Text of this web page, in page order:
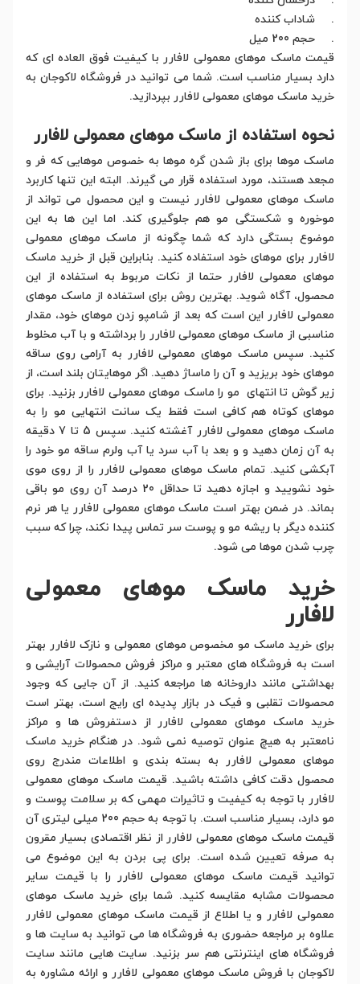
. شاداب کننده
. حجم 200 میل
قیمت ماسک موهای معمولی لافارر با کیفیت فوق العاده ای که
دارد بسیار مناسب است. شما می توانید در فروشگاه لاکوجان به
خرید ماسک موهای معمولی لافارر بپردازید.
نحوه استفاده از ماسک موهای معمولی لافارر
ماسک موها برای باز شدن گره موها به خصوص موهایی که فر و
مجعد هستند، مورد استفاده قرار می گیرند. البته این تنها کاربرد
ماسک موهای معمولی لافارر نیست و این محصول می تواند از
موخوره و شکستگی مو هم جلوگیری کند. اما این ها به این
موضوع بستگی دارد که شما چگونه از ماسک موهای معمولی
لافارر برای موهای خود استفاده کنید. بنابراین قبل از خرید ماسک
موهای معمولی لافارر حتما از نکات مربوط به استفاده از این
محصول، آگاه شوید. بهترین روش برای استفاده از ماسک موهای
معمولی لافارر این است که بعد از شامپو زدن موهای خود، مقدار
مناسبی از ماسک موهای معمولی لافارر را برداشته و با آب مخلوط
کنید. سپس ماسک موهای معمولی لافارر به آرامی روی ساقه
موهای خود بریزید و آن را ماساژ دهید. اگر موهایتان بلند است، از
زیر گوش تا انتهای مو را ماسک موهای معمولی لافارر بزنید. برای
موهای کوتاه هم کافی است فقط یک سانت انتهایی مو را به
ماسک موهای معمولی لافارر آغشته کنید. سپس 5 تا 7 دقیقه
به آن زمان دهید و و بعد با آب سرد یا آب ولرم ساقه مو خود را
آبکشی کنید. تمام ماسک موهای معمولی لافارر را از روی موی
خود نشویید و اجازه دهید تا حداقل 20 درصد آن روی مو باقی
بماند. در ضمن بهتر است ماسک موهای معمولی لافارر یا هر نرم
کننده دیگر با ریشه مو و پوست سر تماس پیدا نکند، چرا که سبب
چرب شدن موها می شود.
خرید ماسک موهای معمولی
لافارر
برای خرید ماسک مو مخصوص موهای معمولی و نازک لافارر بهتر
است به فروشگاه های معتبر و مراکز فروش محصولات آرایشی و
بهداشتی مانند داروخانه ها مراجعه کنید. از آن جایی که وجود
محصولات تقلبی و فیک در بازار پدیده ای رایج است، بهتر است
خرید ماسک موهای معمولی لافارر از دستفروش ها و مراکز
نامعتبر به هیچ عنوان توصیه نمی شود. در هنگام خرید ماسک
موهای معمولی لافارر به بسته بندی و اطلاعات مندرج روی
محصول دقت کافی داشته باشید. قیمت ماسک موهای معمولی
لافارر با توجه به کیفیت و تاثیرات مهمی که بر سلامت پوست و
مو دارد، بسیار مناسب است. با توجه به حجم 200 میلی لیتری آن
قیمت ماسک موهای معمولی لافارر از نظر اقتصادی بسیار مقرون
به صرفه تعیین شده است. برای پی بردن به این موضوع می
توانید قیمت ماسک موهای معمولی لافارر را با قیمت سایر
محصولات مشابه مقایسه کنید. شما برای خرید ماسک موهای
معمولی لافارر و یا اطلاع از قیمت ماسک موهای معمولی لافارر
علاوه بر مراجعه حضوری به فروشگاه ها می توانید به سایت ها و
فروشگاه های اینترنتی هم سر بزنید. سایت هایی مانند سایت
لاکوجان با فروش ماسک موهای معمولی لافارر و ارائه مشاوره به